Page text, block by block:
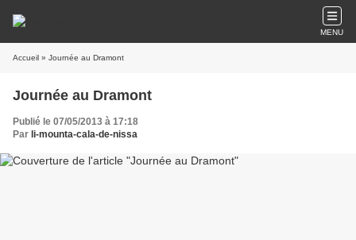
MENU
Accueil » Journée au Dramont
Journée au Dramont
Publié le 07/05/2013 à 17:18
Par li-mounta-cala-de-nissa